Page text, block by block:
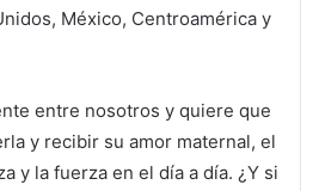
México, Centroamérica y
entre nosotros y quiere que
y recibir su amor maternal, el
y la fuerza en el día a día. ¿Y si